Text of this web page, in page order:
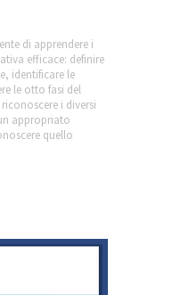
di apprendere i
efficace: definire
identificare le
le otto fasi del
i diversi
appropriato
quello